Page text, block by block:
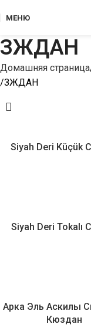
МЕНЮ
ЗЖДАН
Домашняя страница
ЗЖДАН
Siyah Deri Küçük
Siyah Deri Tokalı
Арка Эль Аскилы
Кюздан